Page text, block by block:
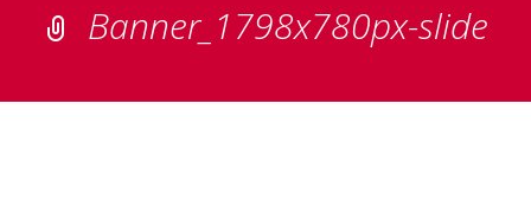
Banner_1798x780px-slide